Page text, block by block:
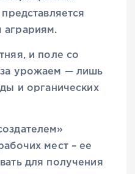
аграриям.
и поле со
урожаем — лишь
и органических
мест – ее
для получения